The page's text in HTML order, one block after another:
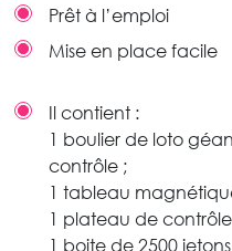
Prêt à l’emploi
Mise en place facile
Il contient :
1 boulier de loto
contrôle ;
1 tableau
1 plateau de contrôle
1 boite de 2500 jetons